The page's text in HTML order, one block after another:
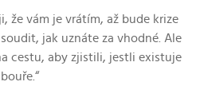
že vám je vrátím, až bude krize
jak uznáte za vhodné. Ale
cestu, aby zjistili, jestli existuje